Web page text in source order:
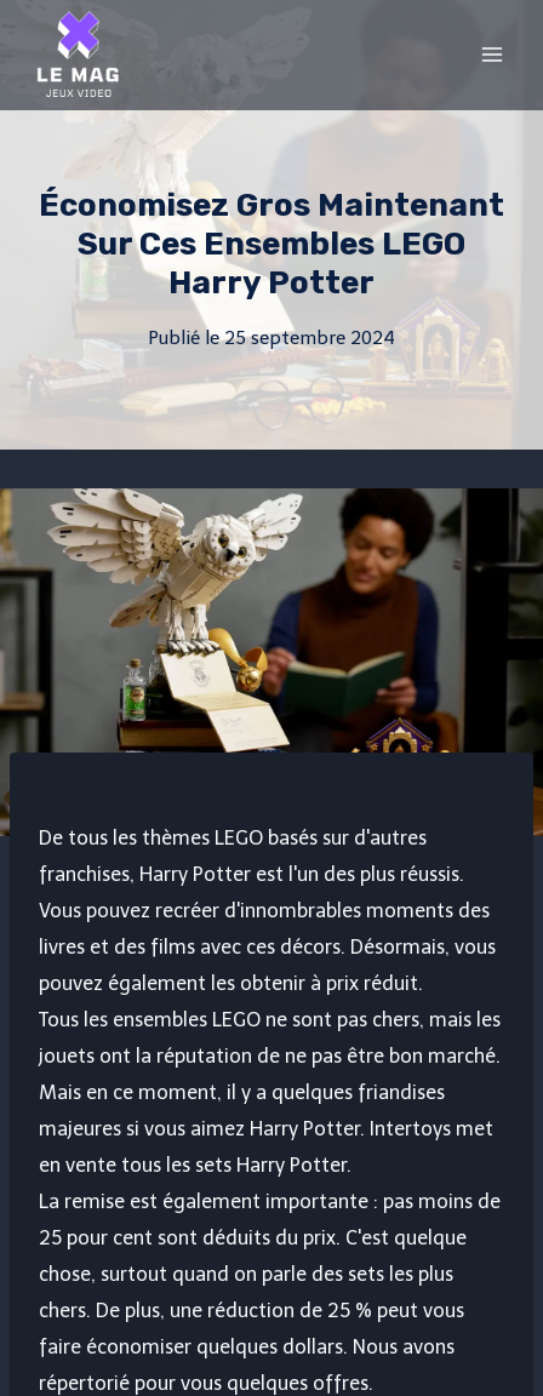
content
Économisez Gros Maintenant
Sur Ces Ensembles LEGO
Harry Potter
Publié le25 septembre 2024
De tous les thèmes LEGO basés sur d'autres
franchises, Harry Potter est l'un des plus réussis.
Vous pouvez recréer d'innombrables moments des
livres et des films avec ces décors. Désormais, vous
pouvez également les obtenir à prix réduit.
Tous les ensembles LEGO ne sont pas chers, mais les
jouets ont la réputation de ne pas être bon marché.
Mais en ce moment, il y a quelques friandises
majeures si vous aimez Harry Potter. Intertoys met
en vente tous les sets Harry Potter.
La remise est également importante : pas moins de
25 pour cent sont déduits du prix. C'est quelque
chose, surtout quand on parle des sets les plus
chers. De plus, une réduction de 25 % peut vous
faire économiser quelques dollars. Nous avons
répertorié pour vous quelques offres.